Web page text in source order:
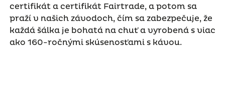
certifikát a certifikát Fairtrade, a potom sa
praží v našich závodoch, čím sa zabezpečuje, že
každá šálka je bohatá na chuť a vyrobená s viac
ako 160-ročnými skúsenosťami s kávou.